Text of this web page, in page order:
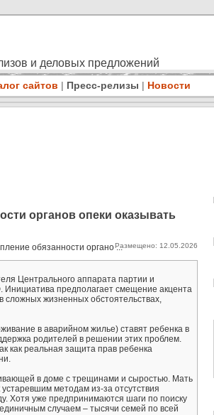
и деловых предложений
сайтов | Пресс-релизы | Новости
органов опеки оказывать
обязанности органо ...Размещено: 12.05.2026
Центрального аппарата партии и
предполагает смещение акцента
сложных жизненных обстоятельствах,
в аварийном жилье) ставят ребенка в
родителей в решении этих проблем.
как реальная защита прав ребенка
в доме с трещинами и сыростью. Мать
методам из-за отсутствия
Хотя уже предпринимаются шаги по поиску
случаем – тысячи семей по всей